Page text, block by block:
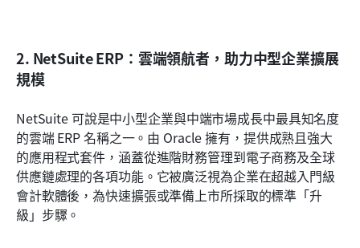
2. NetSuite ERP：雲端領航者，助力中型企業擴展
規模
NetSuite 可說是中小型企業與中端市場成長中最具知名度
的雲端 ERP 名稱之一。由 Oracle 擁有，提供成熟且強大
的應用程式套件，涵蓋從進階財務管理到電子商務及全球
供應鏈處理的各項功能。它被廣泛視為企業在超越入門級
會計軟體後，為快速擴張或準備上市所採取的標準「升
級」步驟。